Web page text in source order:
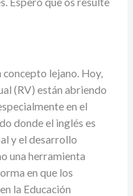
concepto lejano. Hoy,
(RV) están abriendo
en el
donde el inglés es
y el desarrollo
una herramienta
en que los
la Educación